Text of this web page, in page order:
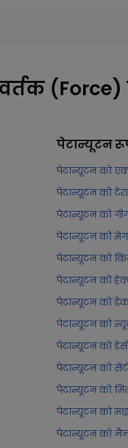
पेटान्यूटन
पेटान्यूटन को
पेटान्यूटन को
पेटान्यूटन को
पेटान्यूटन को
पेटान्यूटन को
पेटान्यूटन को
पेटान्यूटन को
पेटान्यूटन को
पेटान्यूटन को
पेटान्यूटन को
पेटान्यूटन को
पेटान्यूटन को
पेटान्यूटन को